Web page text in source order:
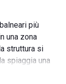
più
una zona
struttura si
spiaggia una